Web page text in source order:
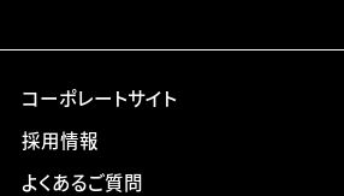
コーポレートサイト
採用情報
よくあるご質問